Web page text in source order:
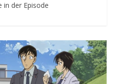
in der Episode